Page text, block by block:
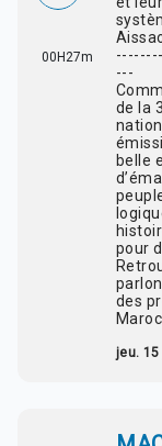
00H27m
---
de la
belle
pour
des
Maroc.
jeu.